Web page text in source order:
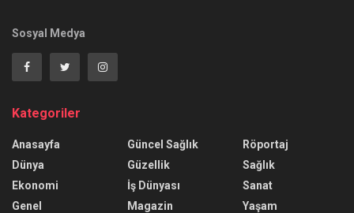
Sosyal Medya
Kategoriler
Anasayfa
Dünya
Ekonomi
Genel
Güncel Sağlık
Güzellik
İş Dünyası
Magazin
Röportaj
Sağlık
Sanat
Yaşam